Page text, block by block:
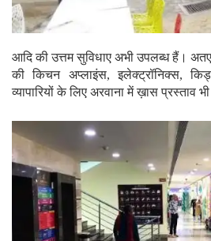
आदि की उत्तम सुविधाए अभी उपलब्ध हैं।
की किचन अप्लाइंस, इलेक्ट्रॉनिक्स,
व्यापारियों के लिए अरवाना में ख़ास प्रस्ताव